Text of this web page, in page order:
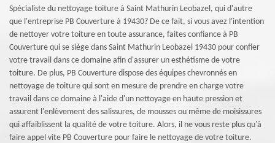
Spécialiste du nettoyage toiture à Saint Mathurin Leobazel, qui d'autre
que l'entreprise PB Couverture à 19430? De ce fait, si vous avez l'intention
de nettoyer votre toiture en toute assurance, faites confiance à PB
Couverture qui se siège dans Saint Mathurin Leobazel 19430 pour confier
votre travail dans ce domaine afin d'assurer un esthétisme de votre
toiture. De plus, PB Couverture dispose des équipes chevronnés en
nettoyage de toiture qui sont en mesure de prendre en charge votre
travail dans ce domaine à l'aide d'un nettoyage en haute pression et
assurent l'enlèvement des salissures, de mousses ou même de moisissures
qui affaiblissent la qualité de votre toiture. Alors, il ne vous reste plus qu'à
faire appel vite PB Couverture pour faire le nettoyage de votre toiture.